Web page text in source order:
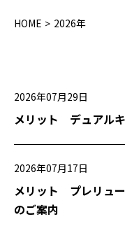
HOME 2026年
2026年07月29日
メリット デュアル
2026年07月17日
メリット プレリュ
のご案内